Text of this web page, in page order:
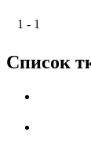
1 - 1
Список